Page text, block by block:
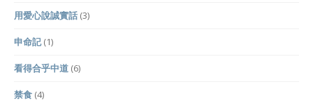
用愛心說誠實話 (3)
申命記(1)
看得合乎中道 (6)
禁食 (4)